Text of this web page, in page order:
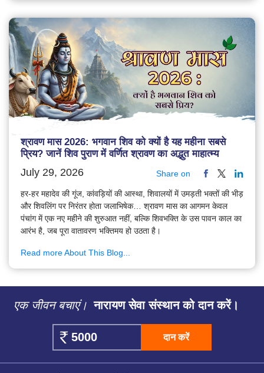
श्रावण मास 2026: भगवान शिव को क्यों है यह महीना सबसे
प्रिय? जानें शिव पुराण में वर्णित श्रावण का अद्भुत माहात्म्य
July 29, 2026 Share on
हर-हर महादेव की गूंज, कांवड़ियों की आस्था, शिवालयों में उमड़ती भक्तों की भीड़
और शिवलिंग पर निरंतर होता जलाभिषेक… श्रावण मास का आगमन केवल
पंचांग में एक नए महीने की शुरुआत नहीं, बल्कि शिवभक्ति के उस पावन काल का
आरंभ है, जब पूरा वातावरण भक्तिमय हो उठता है।
Read more About This Blog...
एक जीवन बचाएं। नारायण सेवा संस्थान को दान करें।
दान करें